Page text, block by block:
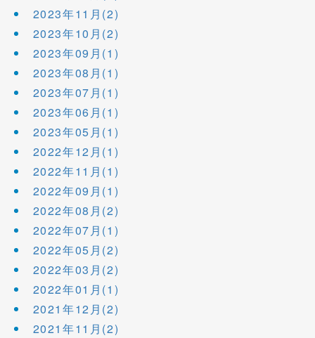
2023年11月(2)
2023年10月(2)
2023年09月(1)
2023年08月(1)
2023年07月(1)
2023年06月(1)
2023年05月(1)
2022年12月(1)
2022年11月(1)
2022年09月(1)
2022年08月(2)
2022年07月(1)
2022年05月(2)
2022年03月(2)
2022年01月(1)
2021年12月(2)
2021年11月(2)